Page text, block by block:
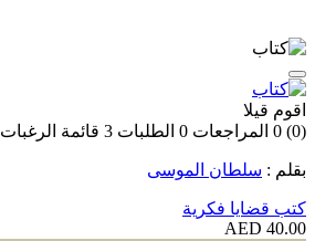
اقوم قيلا
(0)
0 المراجعات 0 الطلبات 3 قائمة الرغبات
بقلم : سلطان الموسى
كتب قضايا فكرية
40.00 AED